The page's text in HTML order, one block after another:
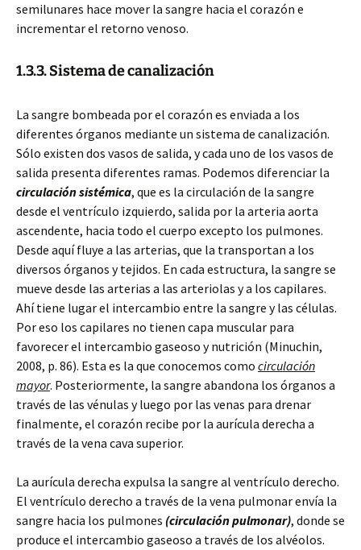
semilunares hace mover la sangre hacia el corazón e
incrementar el retorno venoso.
1.3.3. Sistema de canalización
La sangre bombeada por el corazón es enviada a los
diferentes órganos mediante un sistema de canalización.
Sólo existen dos vasos de salida, y cada uno de los vasos de
salida presenta diferentes ramas. Podemos diferenciar la
circulación sistémica, que es la circulación de la sangre
desde el ventrículo izquierdo, salida por la arteria aorta
ascendente, hacia todo el cuerpo excepto los pulmones.
Desde aquí fluye a las arterias, que la transportan a los
diversos órganos y tejidos. En cada estructura, la sangre se
mueve desde las arterias a las arteriolas y a los capilares.
Ahí tiene lugar el intercambio entre la sangre y las células.
Por eso los capilares no tienen capa muscular para
favorecer el intercambio gaseoso y nutrición (Minuchin,
2008, p. 86). Esta es la que conocemos como circulación
mayor. Posteriormente, la sangre abandona los órganos a
través de las vénulas y luego por las venas para drenar
finalmente, el corazón recibe por la aurícula derecha a
través de la vena cava superior.
La aurícula derecha expulsa la sangre al ventrículo derecho.
El ventrículo derecho a través de la vena pulmonar envía la
sangre hacia los pulmones (circulación pulmonar), donde se
produce el intercambio gaseoso a través de los alvéolos.